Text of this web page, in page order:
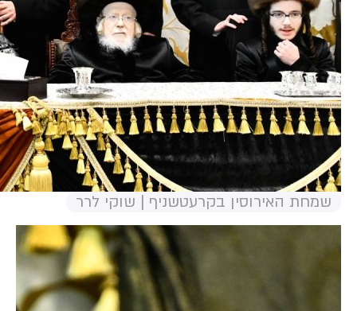
שמחת האירוסין בקרעטשניף | שוקי לרר